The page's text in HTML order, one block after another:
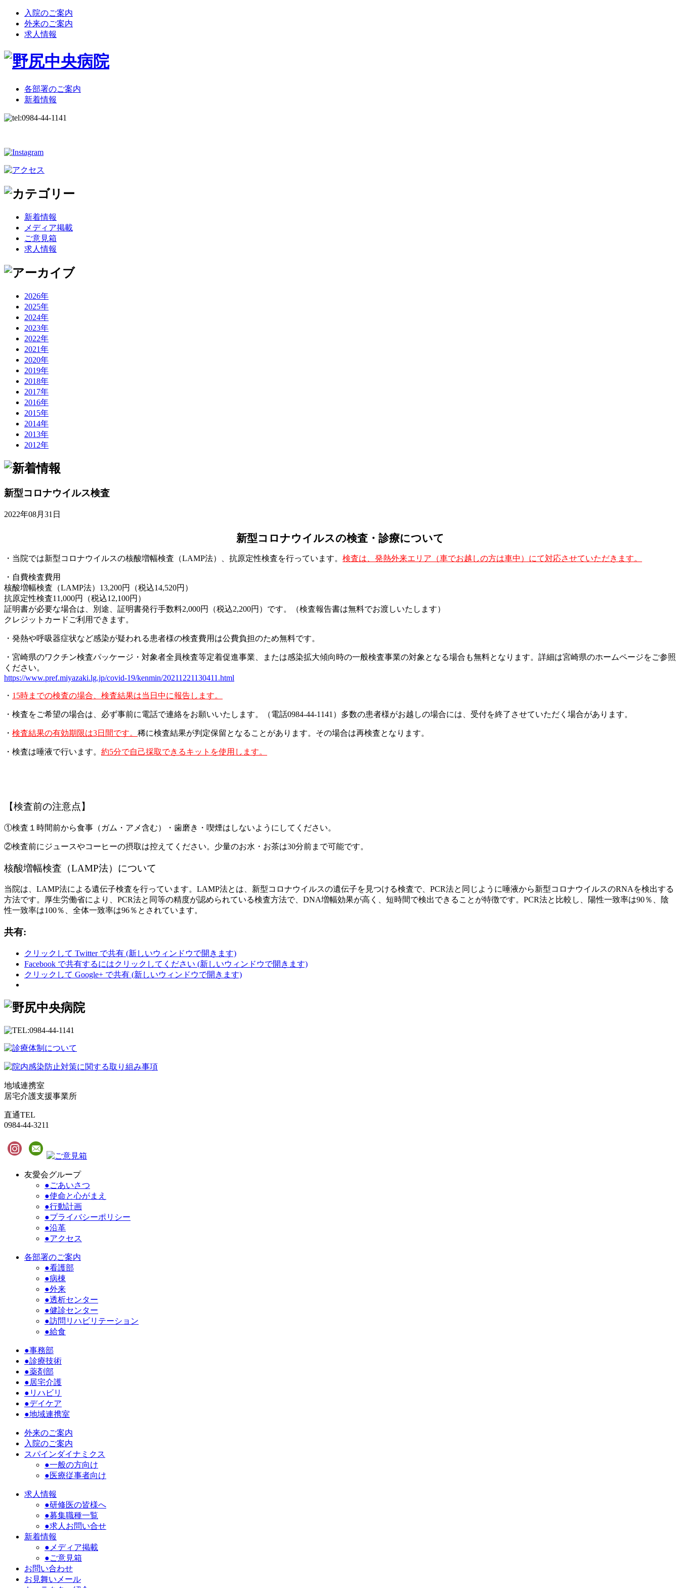
入院のご案内
外来のご案内
求人情報
各部署のご案内
新着情報
新着情報
メディア掲載
ご意見箱
求人情報
2026年
2025年
2024年
2023年
2022年
2021年
2020年
2019年
2018年
2017年
2016年
2015年
2014年
2013年
2012年
新型コロナウイルス検査
2022年08月31日
新型コロナウイルスの検査・診療について
・当院では新型コロナウイルスの核酸増幅検査（LAMP法）、抗原定性検査を行っています。 検査は、発熱外来エリア（車でお越しの方は車中）にて対応させていただきます。
・自費検査費用
核酸増幅検査（LAMP法）13,200円（税込14,520円）
抗原定性検査11,000円（税込12,100円）
証明書が必要な場合は、別途、証明書発行手数料2,000円（税込2,200円）です。（検査報告書は無料でお渡しいたします）
クレジットカードご利用できます。
・発熱や呼吸器症状など感染が疑われる患者様の検査費用は公費負担のため無料です。
・宮崎県のワクチン検査パッケージ・対象者全員検査等定着促進事業、または感染拡大傾向時の一般検査事業の対象となる場合も無料となります。詳細は宮崎県のホームページをご参照
ください。
https://www.pref.miyazaki.lg.jp/covid-19/kenmin/20211221130411.html
・ 15時までの検査の場合、検査結果は当日中に報告します。
・検査をご希望の場合は、必ず事前に電話で連絡をお願いいたします。（電話0984-44-1141）多数の患者様がお越しの場合には、受付を終了させていただく場合があります。
・ 検査結果の有効期限は3日間です。 稀に検査結果が判定保留となることがあります。その場合は再検査となります。
・検査は唾液で行います。 約5分で自己採取できるキットを使用します。
【検査前の注意点】
①検査１時間前から食事（ガム・アメ含む）・歯磨き・喫煙はしないようにしてください。
②検査前にジュースやコーヒーの摂取は控えてください。少量のお水・お茶は30分前まで可能です。
核酸増幅検査（LAMP法）について
当院は、LAMP法による遺伝子検査を行っています。LAMP法とは、新型コロナウイルスの遺伝子を見つける検査で、PCR法と同じように唾液から新型コロナウイルスのRNAを検出する
方法です。厚生労働省により、PCR法と同等の精度が認められている検査方法で、DNA増幅効果が高く、短時間で検出できることが特徴です。PCR法と比較し、陽性一致率は90％、陰
性一致率は100％、全体一致率は96％とされています。
共有:
クリックして Twitter で共有 (新しいウィンドウで開きます)
Facebook で共有するにはクリックしてください (新しいウィンドウで開きます)
クリックして Google+ で共有 (新しいウィンドウで開きます)
地域連携室
居宅介護支援事業所
直通TEL
0984-44-3211
友愛会グループ
●ごあいさつ
●使命と心がまえ
●行動計画
●プライバシーポリシー
●沿革
●アクセス
各部署のご案内
●看護部
●病棟
●外来
●透析センター
●健診センター
●訪問リハビリテーション
●給食
●事務部
●診療技術
●薬剤部
●居宅介護
●リハビリ
●デイケア
●地域連携室
外来のご案内
入院のご案内
スパインダイナミクス
●一般の方向け
●医療従事者向け
求人情報
●研修医の皆様へ
●募集職種一覧
●求人お問い合せ
新着情報
●メディア掲載
●ご意見箱
お問い合わせ
お見舞いメール